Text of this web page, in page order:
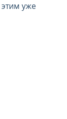
уже